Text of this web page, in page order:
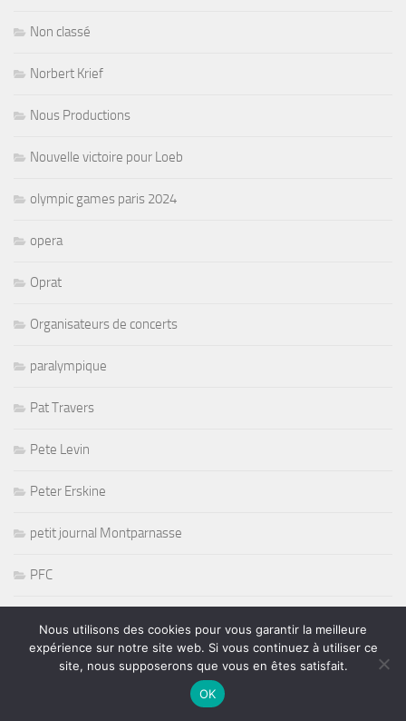
Non classé
Norbert Krief
Nous Productions
Nouvelle victoire pour Loeb
olympic games paris 2024
opera
Oprat
Organisateurs de concerts
paralympique
Pat Travers
Pete Levin
Peter Erskine
petit journal Montparnasse
PFC
Playmate
Nous utilisons des cookies pour vous garantir la meilleure
expérience sur notre site web. Si vous continuez à utiliser ce
site, nous supposerons que vous en êtes satisfait.
OK